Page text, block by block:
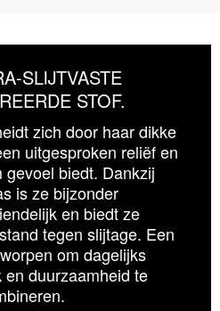
SLIJTVASTE
STOF.
zich door haar dikke
uitgesproken reliëf en
gevoel biedt. Dankzij
is ze bijzonder
en biedt ze
tegen slijtage. Een
om dagelijks
duurzaamheid te